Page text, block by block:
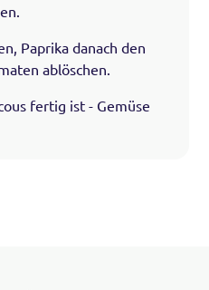
Paprika danach den
ablöschen.
fertig ist - Gemüse